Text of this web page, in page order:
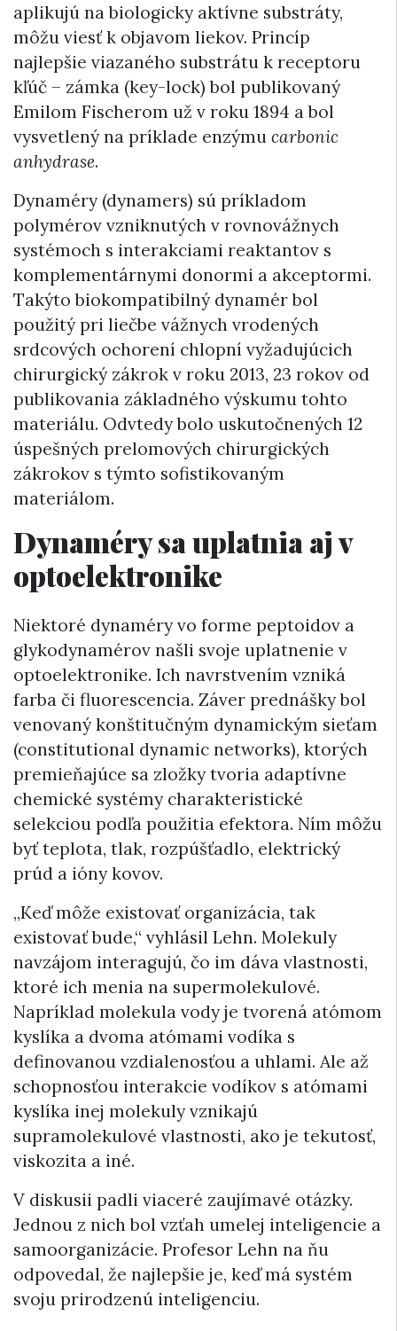
aplikujú na biologicky aktívne substráty,
môžu viesť k objavom liekov. Princíp
najlepšie viazaného substrátu k receptoru
kľúč – zámka (key-lock) bol publikovaný
Emilom Fischerom už v roku 1894 a bol
vysvetlený na príklade enzýmu carbonic
anhydrase.
Dynaméry (dynamers) sú príkladom
polymérov vzniknutých v rovnovážnych
systémoch s interakciami reaktantov s
komplementárnymi donormi a akceptormi.
Takýto biokompatibilný dynamér bol
použitý pri liečbe vážnych vrodených
srdcových ochorení chlopní vyžadujúcich
chirurgický zákrok v roku 2013, 23 rokov od
publikovania základného výskumu tohto
materiálu. Odvtedy bolo uskutočnených 12
úspešných prelomových chirurgických
zákrokov s týmto sofistikovaným
materiálom.
Dynaméry sa uplatnia aj v
optoelektronike
Niektoré dynaméry vo forme peptoidov a
glykodynamérov našli svoje uplatnenie v
optoelektronike. Ich navrstvením vzniká
farba či fluorescencia. Záver prednášky bol
venovaný konštitučným dynamickým sieťam
(constitutional dynamic networks), ktorých
premieňajúce sa zložky tvoria adaptívne
chemické systémy charakteristické
selekciou podľa použitia efektora. Ním môžu
byť teplota, tlak, rozpúšťadlo, elektrický
prúd a ióny kovov.
„Keď môže existovať organizácia, tak
existovať bude,“ vyhlásil Lehn. Molekuly
navzájom interagujú, čo im dáva vlastnosti,
ktoré ich menia na supermolekulové.
Napríklad molekula vody je tvorená atómom
kyslíka a dvoma atómami vodíka s
definovanou vzdialenosťou a uhlami. Ale až
schopnosťou interakcie vodíkov s atómami
kyslíka inej molekuly vznikajú
supramolekulové vlastnosti, ako je tekutosť,
viskozita a iné.
V diskusii padli viaceré zaujímavé otázky.
Jednou z nich bol vzťah umelej inteligencie a
samoorganizácie. Profesor Lehn na ňu
odpovedal, že najlepšie je, keď má systém
svoju prirodzenú inteligenciu.